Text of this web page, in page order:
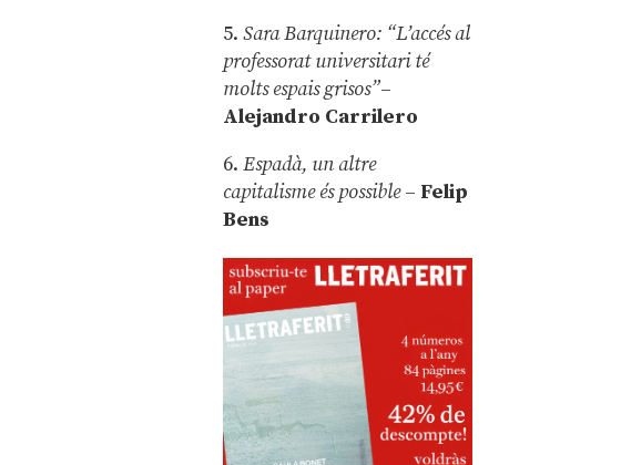
5.Sara Barquinero: “L’accés al
professorat universitari té
molts espais grisos”–
Alejandro Carrilero
6.Espadà, un altre
capitalisme és possible – Felip
Bens